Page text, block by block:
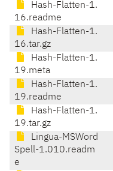
Hash-Flatten-1.
16.readme
Hash-Flatten-1.
16.tar.gz
Hash-Flatten-1.
19.meta
Hash-Flatten-1.
19.readme
Hash-Flatten-1.
19.tar.gz
Lingua-MSWord
Spell-1.010.readm
e